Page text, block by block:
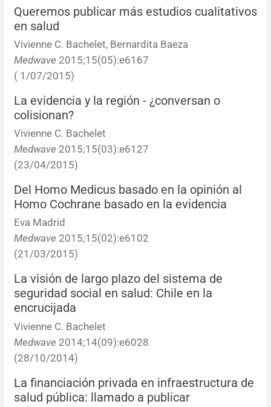
Queremos publicar más estudios cualitativos
en salud
Vivienne C. Bachelet, Bernardita Baeza
Medwave 2015;15(05):e6167
( 1/07/2015)
La evidencia y la región - ¿conversan o
colisionan?
Vivienne C. Bachelet
Medwave 2015;15(03):e6127
(23/04/2015)
Del Homo Medicus basado en la opinión al
Homo Cochrane basado en la evidencia
Eva Madrid
Medwave 2015;15(02):e6102
(21/03/2015)
La visión de largo plazo del sistema de
seguridad social en salud: Chile en la
encrucijada
Vivienne C. Bachelet
Medwave 2014;14(09):e6028
(28/10/2014)
La financiación privada en infraestructura de
salud pública: llamado a publicar